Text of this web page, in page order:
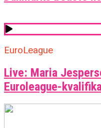
EuroLeague
Live: Maria
Euroleague-